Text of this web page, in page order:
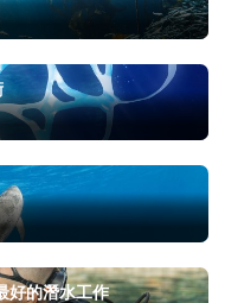
好的潛水工作